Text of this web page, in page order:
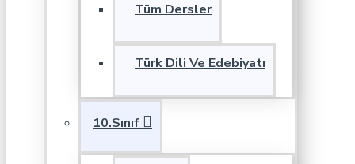
Tüm Dersler
Türk Dili Ve Edebiyatı
10.Sınıf